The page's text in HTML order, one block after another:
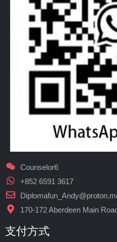
Counselor6
+852 6591 3617
170-172 Aberdeen Main
支付方式